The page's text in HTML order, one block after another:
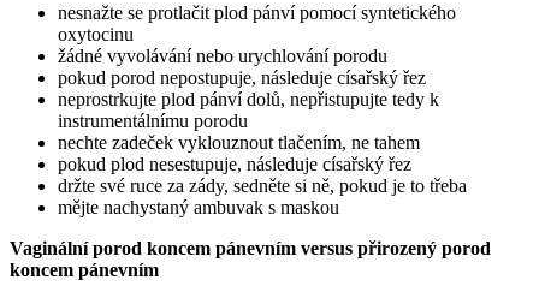
nesnažte se protlačit plod pánví pomocí syntetického
oxytocinu
žádné vyvolávání nebo urychlování porodu
pokud porod nepostupuje, následuje císařský řez
neprostrkujte plod pánví dolů, nepřistupujte tedy k
instrumentálnímu porodu
nechte zadeček vyklouznout tlačením, ne tahem
pokud plod nesestupuje, následuje císařský řez
držte své ruce za zády, sedněte si ně, pokud je to třeba
mějte nachystaný ambuvak s maskou
Vaginální porod koncem pánevním versus přirozený porod
koncem pánevním